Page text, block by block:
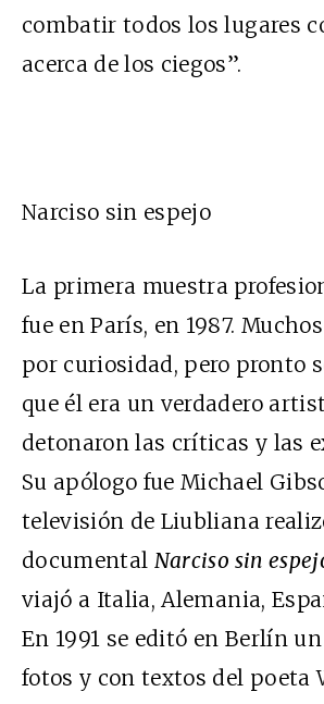
combatir todos los lugares
acerca de los ciegos”.
Narciso sin espejo
La primera muestra
fue en París, en 1987.
por curiosidad, pero pronto
que él era un verdadero
detonaron las críticas y las
Su apólogo fue Michael
televisión de Liubliana
documental Narciso sin
viajó a Italia, Alemania,
En 1991 se editó en Berlín
fotos y con textos del poeta